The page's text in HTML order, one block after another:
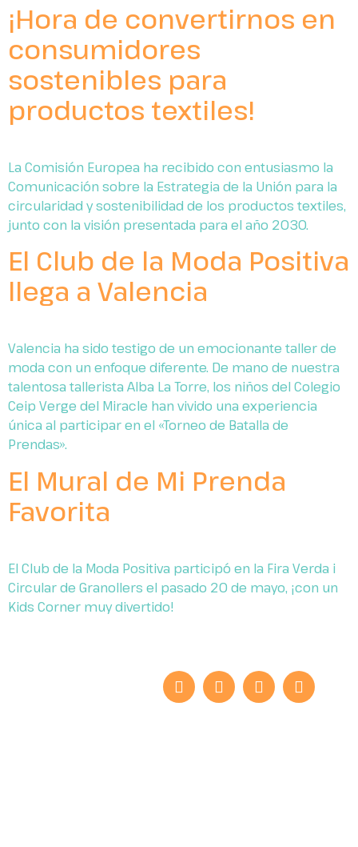
¡Hora de convertirnos en
consumidores
sostenibles para
productos textiles!
La Comisión Europea ha recibido con entusiasmo la
Comunicación sobre la Estrategia de la Unión para la
circularidad y sostenibilidad de los productos textiles,
junto con la visión presentada para el año 2030.
El Club de la Moda Positiva
llega a Valencia
Valencia ha sido testigo de un emocionante taller de
moda con un enfoque diferente. De mano de nuestra
talentosa tallerista Alba La Torre, los niños del Colegio
Ceip Verge del Miracle han vivido una experiencia
única al participar en el «Torneo de Batalla de
Prendas».
El Mural de Mi Prenda
Favorita
El Club de la Moda Positiva participó en la Fira Verda i
Circular de Granollers el pasado 20 de mayo, ¡con un
Kids Corner muy divertido!